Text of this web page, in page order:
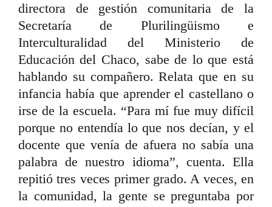
directora de gestión comunitaria de la
Secretaría de Plurilingüismo e
Interculturalidad del Ministerio de
Educación del Chaco, sabe de lo que está
hablando su compañero. Relata que en su
infancia había que aprender el castellano o
irse de la escuela. “Para mí fue muy difícil
porque no entendía lo que nos decían, y el
docente que venía de afuera no sabía una
palabra de nuestro idioma”, cuenta. Ella
repitió tres veces primer grado. A veces, en
la comunidad, la gente se preguntaba por